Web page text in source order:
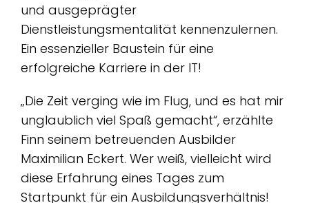
und ausgeprägter
Dienstleistungsmentalität kennenzulernen.
Ein essenzieller Baustein für eine
erfolgreiche Karriere in der IT!
„Die Zeit verging wie im Flug, und es hat mir
unglaublich viel Spaß gemacht“, erzählte
Finn seinem betreuenden Ausbilder
Maximilian Eckert. Wer weiß, vielleicht wird
diese Erfahrung eines Tages zum
Startpunkt für ein Ausbildungsverhältnis!